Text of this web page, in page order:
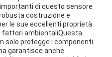
di questo sensore
costruzione e
le sue eccellenti proprietà
fattori ambientaliQuesta
solo protegge i componenti
garantisce anche